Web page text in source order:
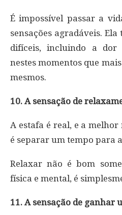
É impossível passar a
sensações agradáveis.
difíceis, incluindo a dor
nestes momentos que
mesmos.
10. A sensação de
A estafa é real, e a
é separar um tempo para
Relaxar não é bom
física e mental, é
11. A sensação de ganhar